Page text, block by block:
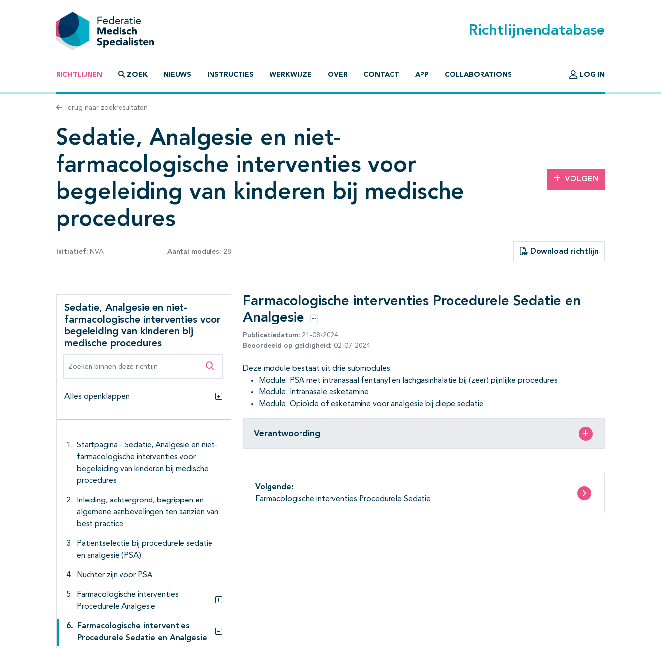
Richtlijnendatabase
RICHTLIJNEN ZOEK NIEUWS INSTRUCTIES WERKWIJZE OVER CONTACT APP COLLABORATIONS LOG IN
Terug naar zoekresultaten
Sedatie, Analgesie en niet-
farmacologische interventies voor
begeleiding van kinderen bij medische
procedures
VOLGEN
Initiatief: NVA Aantal modules: 28 Download richtlijn
Sedatie, Analgesie en niet-
farmacologische interventies voor
begeleiding van kinderen bij
medische procedures
Zoeken binnen deze richtlijn
Alles openklappen
Alles openklappen
Startpagina - Sedatie, Analgesie en niet-
farmacologische interventies voor
begeleiding van kinderen bij medische
procedures
Inleiding, achtergrond, begrippen en
algemene aanbevelingen ten aanzien van
best practice
Patiëntselectie bij procedurele sedatie
en analgesie (PSA)
Nuchter zijn voor PSA
Farmacologische interventies
Procedurele Analgesie
Farmacologische interventies
Procedurele Sedatie en Analgesie
Farmacologische interventies Procedurele Sedatie en
Analgesie
Opties
Publicatiedatum: 21-08-2024
Beoordeeld op geldigheid: 02-07-2024
Deze module bestaat uit drie submodules:
Module: PSA met intranasaal fentanyl en lachgasinhalatie bij (zeer) pijnlijke procedures
Module: Intranasale esketamine
Module: Opioïde of esketamine voor analgesie bij diepe sedatie
Verantwoording
Volgende:
Farmacologische interventies Procedurele Sedatie